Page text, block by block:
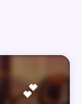
💕